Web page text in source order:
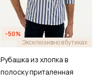
-50%
Эксклюзивно в бутиках
Рубашка из хлопка в
полоску приталенная